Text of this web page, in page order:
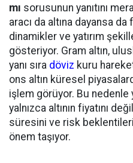
mı sorusunun yanıtını
aracı da altına dayansa da
dinamikler ve yatırım
gösteriyor. Gram altın,
yanı sıra döviz kuru
ons altın küresel
işlem görüyor. Bu nedenle
yalnızca altının fiyatını
süresini ve risk
önem taşıyor.